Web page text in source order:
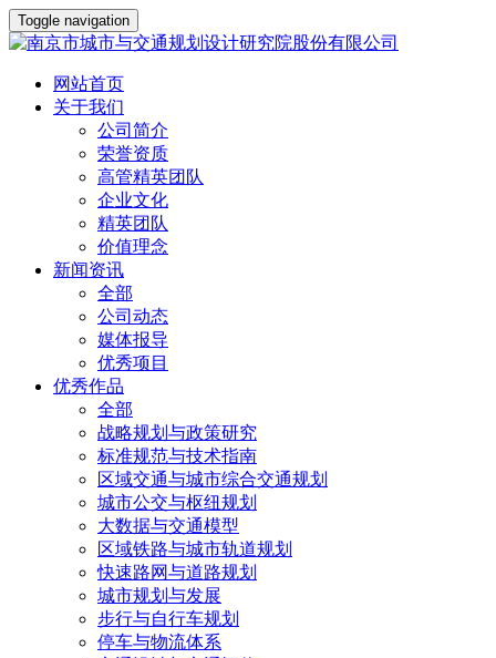
Toggle navigation
网站首页
关于我们
公司简介
荣誉资质
高管精英团队
企业文化
精英团队
价值理念
新闻资讯
全部
公司动态
媒体报导
优秀项目
优秀作品
全部
战略规划与政策研究
标准规范与技术指南
区域交通与城市综合交通规划
城市公交与枢纽规划
大数据与交通模型
区域铁路与城市轨道规划
快速路网与道路规划
城市规划与发展
步行与自行车规划
停车与物流体系